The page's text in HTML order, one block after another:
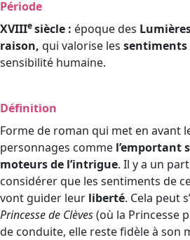
Période
XVIIIesiècle : époque des
raison, qui valorise les
sensibilité humaine.
Définition
Forme de roman qui met en avant
personnages comme l’emportant
moteurs de l’intrigue. Il y a un
considérer que les sentiments de
vont guider leur liberté. Cela peut
Princesse de Clèves(où la Princesse
de conduite, elle reste fidèle à son